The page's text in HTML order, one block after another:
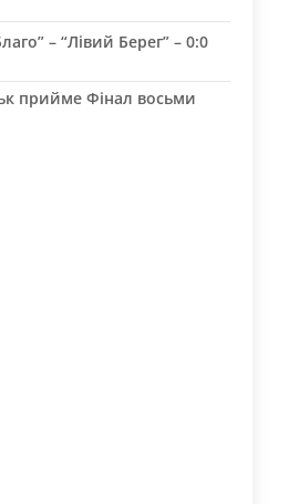
– “Лівий Берег” – 0:0
прийме Фінал восьми